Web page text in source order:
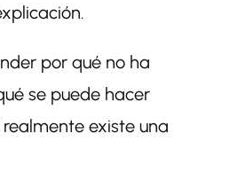
por qué no ha
se puede hacer
existe una